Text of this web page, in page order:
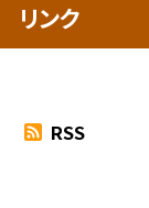
リンク
RSS